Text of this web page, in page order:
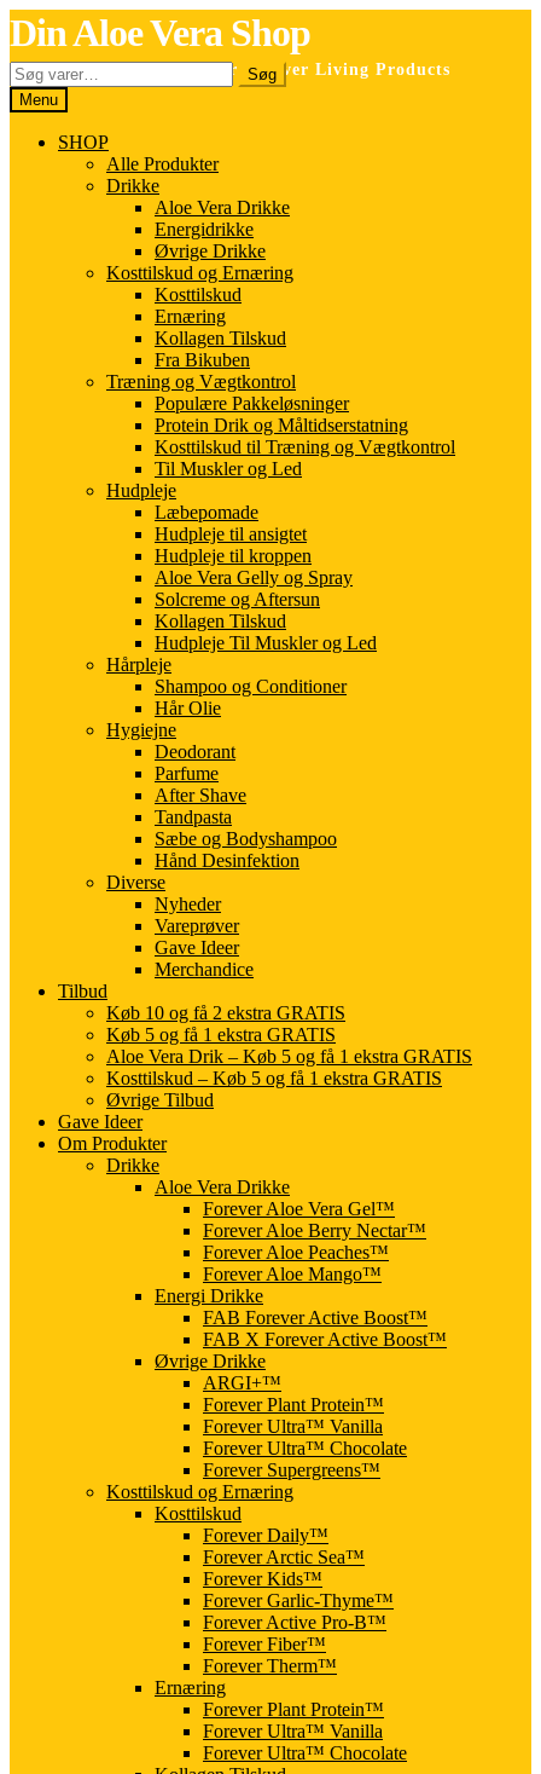
Spring
til
navigation
Spring
til
indhold
Din Aloe Vera Shop
Selvstændig forhandler for Forever Living Products
Søg
efter:
Søg
Menu
SHOP
Alle Produkter
Drikke
Aloe Vera Drikke
Energidrikke
Øvrige Drikke
Kosttilskud og Ernæring
Kosttilskud
Ernæring
Kollagen Tilskud
Fra Bikuben
Træning og Vægtkontrol
Populære Pakkeløsninger
Protein Drik og Måltidserstatning
Kosttilskud til Træning og Vægtkontrol
Til Muskler og Led
Hudpleje
Læbepomade
Hudpleje til ansigtet
Hudpleje til kroppen
Aloe Vera Gelly og Spray
Solcreme og Aftersun
Kollagen Tilskud
Hudpleje Til Muskler og Led
Hårpleje
Shampoo og Conditioner
Hår Olie
Hygiejne
Deodorant
Parfume
After Shave
Tandpasta
Sæbe og Bodyshampoo
Hånd Desinfektion
Diverse
Nyheder
Vareprøver
Gave Ideer
Merchandice
Tilbud
Køb 10 og få 2 ekstra GRATIS
Køb 5 og få 1 ekstra GRATIS
Aloe Vera Drik – Køb 5 og få 1 ekstra GRATIS
Kosttilskud – Køb 5 og få 1 ekstra GRATIS
Øvrige Tilbud
Gave Ideer
Om Produkter
Drikke
Aloe Vera Drikke
Forever Aloe Vera Gel™
Forever Aloe Berry Nectar™
Forever Aloe Peaches™
Forever Aloe Mango™
Energi Drikke
FAB Forever Active Boost™
FAB X Forever Active Boost™
Øvrige Drikke
ARGI+™
Forever Plant Protein™
Forever Ultra™ Vanilla
Forever Ultra™ Chocolate
Forever Supergreens™
Kosttilskud og Ernæring
Kosttilskud
Forever Daily™
Forever Arctic Sea™
Forever Kids™
Forever Garlic-Thyme™
Forever Active Pro-B™
Forever Fiber™
Forever Therm™
Ernæring
Forever Plant Protein™
Forever Ultra™ Vanilla
Forever Ultra™ Chocolate